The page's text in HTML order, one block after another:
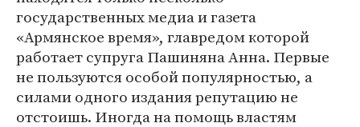
государственных медиа и газета
«Армянское время», главредом которой
работает супруга Пашиняна Анна. Первые
не пользуются особой популярностью, а
силами одного издания репутацию не
отстоишь. Иногда на помощь властям